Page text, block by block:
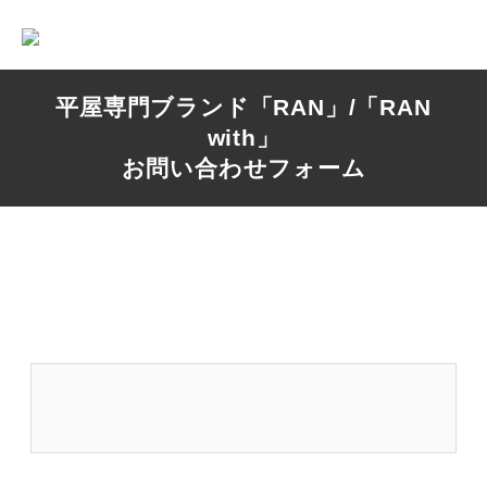
平屋専門ブランド「RAN」/「RAN
with」
お問い合わせフォーム